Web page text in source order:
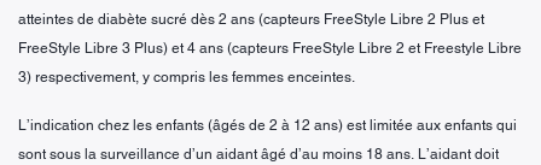
atteintes de diabète sucré dès 2 ans (capteurs FreeStyle Libre 2 Plus et
FreeStyle Libre 3 Plus) et 4 ans (capteurs FreeStyle Libre 2 et Freestyle Libre
3) respectivement, y compris les femmes enceintes.
L’indication chez les enfants (âgés de 2 à 12 ans) est limitée aux enfants qui
sont sous la surveillance d’un aidant âgé d’au moins 18 ans. L’aidant doit